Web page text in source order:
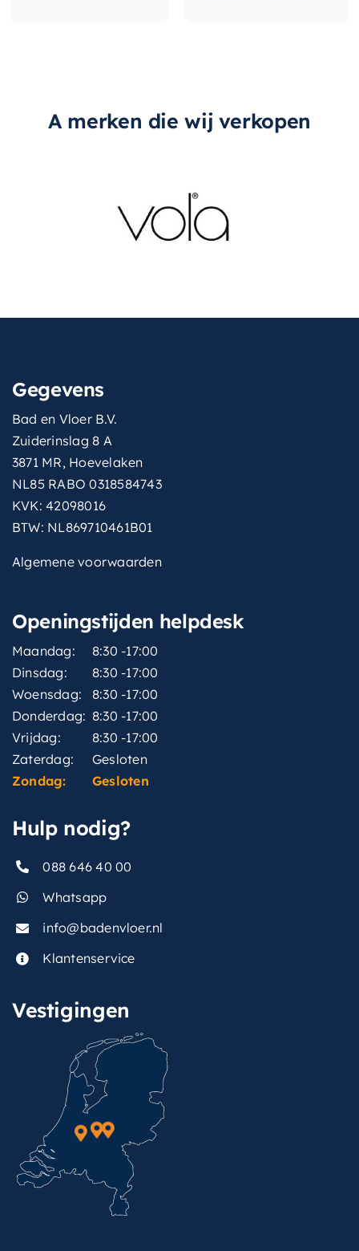
A merken die wij verkopen
Gegevens
Bad en Vloer B.V.
Zuiderinslag 8 A
3871 MR, Hoevelaken
NL85 RABO 0318584743
KVK: 42098016
BTW: NL869710461B01
Algemene voorwaarden
Openingstijden helpdesk
Maandag:
8:30 -17:00
Dinsdag:
8:30 -17:00
Woensdag:
8:30 -17:00
Donderdag: 8:30 -17:00
Vrijdag:
8:30 -17:00
Zaterdag:
Gesloten
Zondag:
Gesloten
Hulp nodig?
088 646 40 00
Whatsapp
info@badenvloer.nl
Klantenservice
Vestigingen